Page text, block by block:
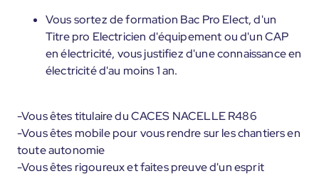
Vous sortez de formation Bac Pro Elect, d'un
Titre pro Electricien d'équipement ou d'un CAP
en électricité, vous justifiez d'une connaissance en
électricité d'au moins 1 an.
-Vous êtes titulaire du CACES NACELLE R486
-Vous êtes mobile pour vous rendre sur les chantiers en
toute autonomie
-Vous êtes rigoureux et faites preuve d'un esprit